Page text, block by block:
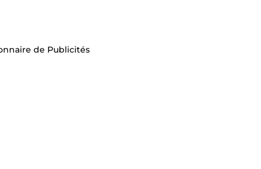
de Publicités